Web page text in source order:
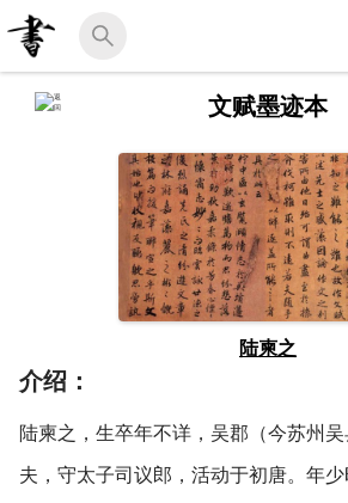
文赋墨迹本
陆柬之
介绍：
陆柬之，生卒年不详，吴郡（今苏州
夫，守太子司议郎，活动于初唐。年